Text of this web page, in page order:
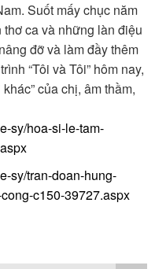
Suốt mấy chục năm
ca và những làn điệu
đỡ và làm đầy thêm
“Tôi và Tôi” hôm nay,
của chị, âm thầm,
sy/hoa-si-le-tam-
sy/tran-doan-hung-
c150-39727.aspx